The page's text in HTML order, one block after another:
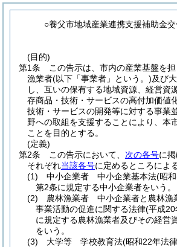
○養父市地域産業連携支援補助金交
(目的)
第1条
この告示は、市内の産業基盤を
漁業者(以下「事業者」という。)及び
し、互いの保有する地域資源、経営資
存商品・技術・サービスの高付加価値
技術・サービスの開発等に対する事業
野への取組を支援することにより、本
ことを目的とする。
(定義)
第2条
この告示において、 次の各号に
それぞれ当該各号に定めるところによる
(1)
中小企業者 中小企業基本法(昭
第2条に規定する中小企業者をいう。
(2)
農林漁業者 中小企業者と農林漁
事業活動の促進に関する法律(平成20
に規定する農林漁業者及びその経営
をいう。
(3)
大学等 学校教育法(昭和22年法